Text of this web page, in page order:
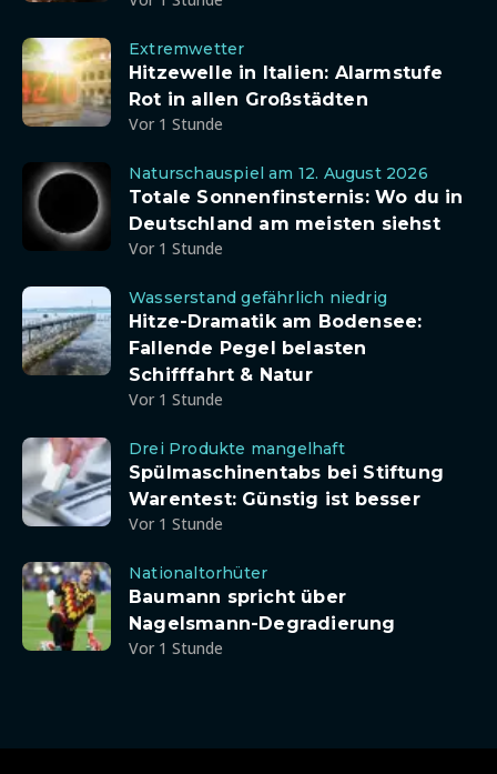
Extremwetter
Hitzewelle in Italien: Alarmstufe
Rot in allen Großstädten
Vor 1 Stunde
Naturschauspiel am 12. August 2026
Totale Sonnenfinsternis: Wo du in
Deutschland am meisten siehst
Vor 1 Stunde
Wasserstand gefährlich niedrig
Hitze-Dramatik am Bodensee:
Fallende Pegel belasten
Schifffahrt & Natur
Vor 1 Stunde
Drei Produkte mangelhaft
Spülmaschinentabs bei Stiftung
Warentest: Günstig ist besser
Vor 1 Stunde
Nationaltorhüter
Baumann spricht über
Nagelsmann-Degradierung
Vor 1 Stunde